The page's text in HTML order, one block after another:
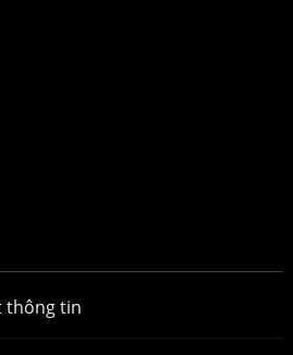
thông tin